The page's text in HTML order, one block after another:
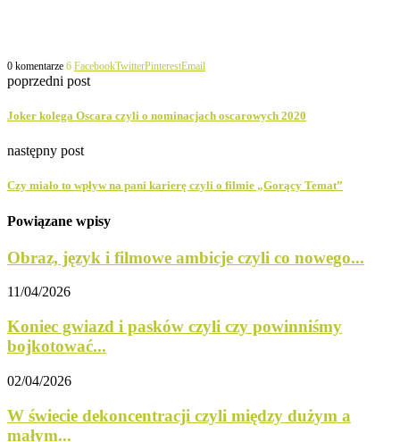
0 komentarze 6 FacebookTwitterPinterestEmail
poprzedni post
Joker kolega Oscara czyli o nominacjach oscarowych 2020
następny post
Czy miało to wpływ na pani karierę czyli o filmie „Gorący Temat”
Powiązane wpisy
Obraz, język i filmowe ambicje czyli co nowego...
11/04/2026
Koniec gwiazd i pasków czyli czy powinniśmy
bojkotować...
02/04/2026
W świecie dekoncentracji czyli między dużym a
małym...